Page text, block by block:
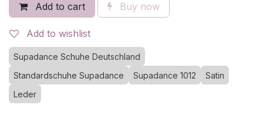
Add to cart Buy now
Add to wishlist
Supadance Schuhe Deutschland
Standardschuhe Supadance
Supadance 1012
Satin
Leder